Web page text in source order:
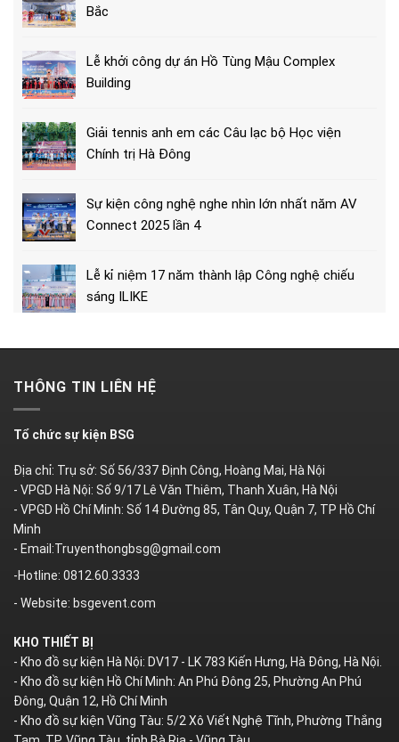
Bắc
Lễ khởi công dự án Hồ Tùng Mậu Complex
Building
Giải tennis anh em các Câu lạc bộ Học viện
Chính trị Hà Đông
Sự kiện công nghệ nghe nhìn lớn nhất năm AV
Connect 2025 lần 4
Lễ kỉ niệm 17 năm thành lập Công nghệ chiếu
sáng ILIKE
THÔNG TIN LIÊN HỆ
Tổ chức sự kiện BSG
Địa chỉ: Trụ sở: Số 56/337 Định Công, Hoàng Mai, Hà Nội
- VPGD Hà Nội: Số 9/17 Lê Văn Thiêm, Thanh Xuân, Hà Nội
- VPGD Hồ Chí Minh: Số 14 Đường 85, Tân Quy, Quận 7, TP Hồ Chí
Minh
- Email:Truyenthongbsg@gmail.com
-Hotline: 0812.60.3333
- Website: bsgevent.com
KHO THIẾT BỊ
- Kho đồ sự kiện Hà Nội: DV17 - LK 783 Kiến Hưng, Hà Đông, Hà Nội.
- Kho đồ sự kiện Hồ Chí Minh: An Phú Đông 25, Phường An Phú
Đông, Quận 12, Hồ Chí Minh
- Kho đồ sự kiện Vũng Tàu: 5/2 Xô Viết Nghệ Tĩnh, Phường Thắng